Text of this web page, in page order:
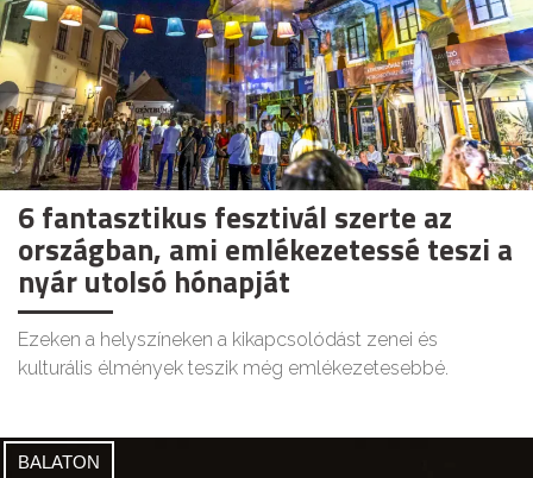
6 fantasztikus fesztivál szerte az
országban, ami emlékezetessé teszi a
nyár utolsó hónapját
Ezeken a helyszíneken a kikapcsolódást zenei és
kulturális élmények teszik még emlékezetesebbé.
BALATON